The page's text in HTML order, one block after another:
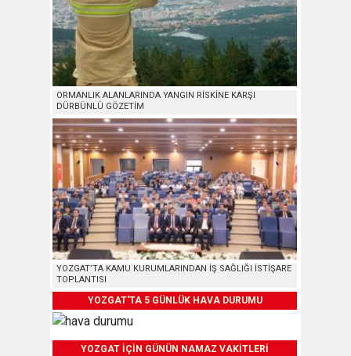
ORMANLIK ALANLARINDA YANGIN RİSKİNE KARŞI
DÜRBÜNLÜ GÖZETİM
YOZGAT’TA KAMU KURUMLARINDAN İŞ SAĞLIĞI İSTİŞARE
TOPLANTISI
YOZGAT'TA 5 GÜNLÜK HAVA DURUMU
YOZGAT İÇİN GÜNÜN NAMAZ VAKİTLERİ